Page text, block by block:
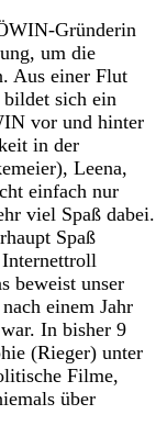
Gründerin
um die
Aus einer Flut
sich ein
vor und hinter
in der
Leena,
einfach nur
viel Spaß dabei.
Spaß
Internettroll
beweist unser
einem Jahr
In bisher 9
(Rieger) unter
Filme,
über